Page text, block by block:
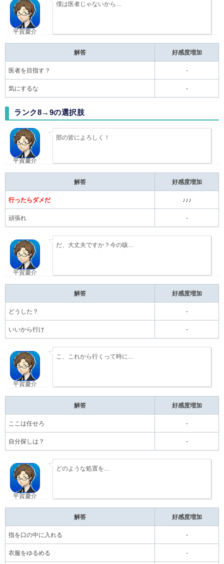
平賀慶介
僕は医者じゃないから…
解答 好感度増加
医者を目指す？ -
気にするな -
ランク8→9の選択肢
平賀慶介
部の皆によろしく！
解答 好感度増加
行ったらダメだ ♪♪♪
頑張れ -
平賀慶介
だ、大丈夫ですか？今の咳…
解答 好感度増加
どうした？ -
いいから行け -
平賀慶介
こ、これから行くって時に…
解答 好感度増加
ここは任せろ -
自分探しは？ -
平賀慶介
どのような処置を…
解答 好感度増加
指を口の中に入れる -
衣服をゆるめる -